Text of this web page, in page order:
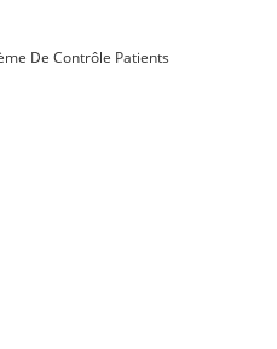
De Contrôle Patients